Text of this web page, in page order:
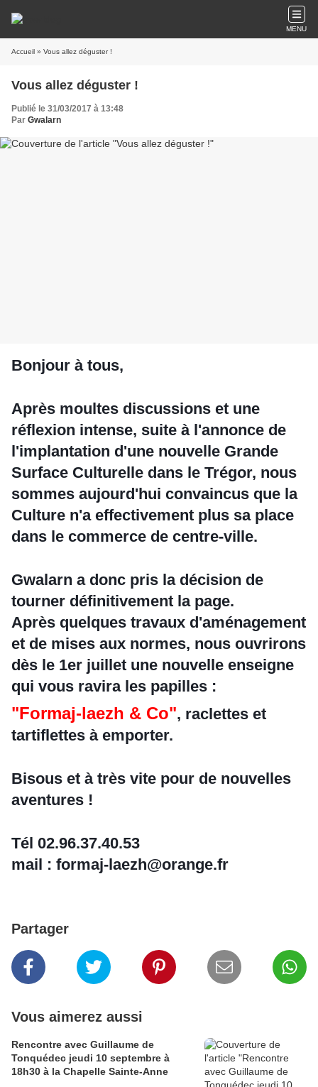
MENU
Accueil » Vous allez déguster !
Vous allez déguster !
Publié le 31/03/2017 à 13:48
Par Gwalarn
Bonjour à tous,
Après moultes discussions et une
réflexion intense, suite à l'annonce de
l'implantation d'une nouvelle Grande
Surface Culturelle dans le Trégor, nous
sommes aujourd'hui convaincus que la
Culture n'a effectivement plus sa place
dans le commerce de centre-ville.
Gwalarn a donc pris la décision de
tourner définitivement la page.
Après quelques travaux d'aménagement
et de mises aux normes, nous ouvrirons
dès le 1er juillet une nouvelle enseigne
qui vous ravira les papilles :
"Formaj-laezh & Co", raclettes et
tartiflettes à emporter.
Bisous et à très vite pour de nouvelles
aventures !
Tél 02.96.37.40.53
mail : formaj-laezh@orange.fr
Partager
Vous aimerez aussi
Rencontre avec Guillaume de
Tonquédec jeudi 10 septembre à
18h30 à la Chapelle Sainte-Anne